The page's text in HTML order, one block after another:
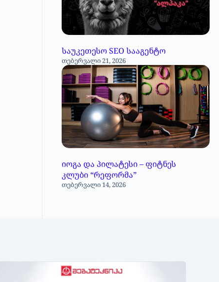
საუკეთესო SEO სააგენტო
თებერვალი 21, 2026
იოგა და პილატესი – ფიტნეს
კლუბი “რეფორმა”
თებერვალი 14, 2026